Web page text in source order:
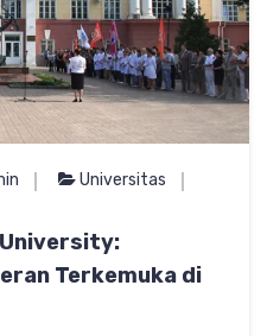
Universitas
Terkemuka di